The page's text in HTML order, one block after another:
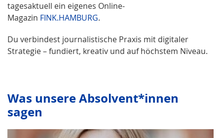
tagesaktuell ein eigenes Online-
Magazin FINK.HAMBURG.
Du verbindest journalistische Praxis mit digitaler
Strategie – fundiert, kreativ und auf höchstem Niveau.
Was unsere Absolvent*innen
sagen